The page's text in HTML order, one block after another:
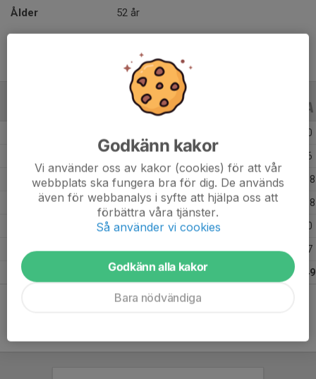
Ålder
52 år
0
6
Säsongen 24/25 34 13 18
Säsongen 23/24 19 18
0
Säsongen 21/22 6 1 7
Totalt 49
Godkänn kakor
Vi använder oss av kakor (cookies) för att vår
webbplats ska fungera bra för dig. De används
även för webbanalys i syfte att hjälpa oss att
förbättra våra tjänster.
Så använder vi cookies
Godkänn alla kakor
Bara nödvändiga